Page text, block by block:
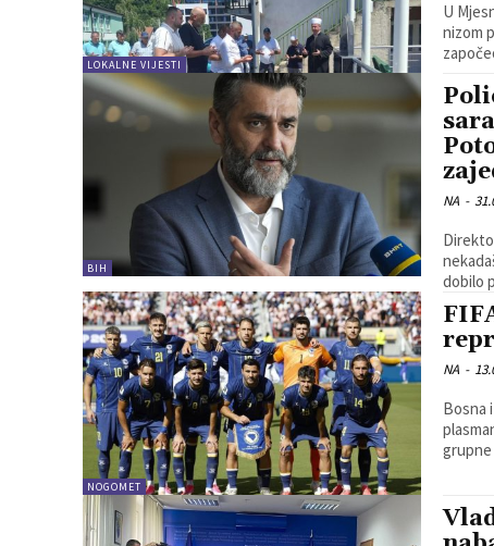
LOKALNE VIJESTI
U
nizom
BIH
NA -
dobilo
NOGOMET
NA -
Bosna